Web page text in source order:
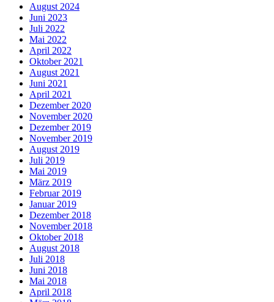
August 2024
Juni 2023
Juli 2022
Mai 2022
April 2022
Oktober 2021
August 2021
Juni 2021
April 2021
Dezember 2020
November 2020
Dezember 2019
November 2019
August 2019
Juli 2019
Mai 2019
März 2019
Februar 2019
Januar 2019
Dezember 2018
November 2018
Oktober 2018
August 2018
Juli 2018
Juni 2018
Mai 2018
April 2018